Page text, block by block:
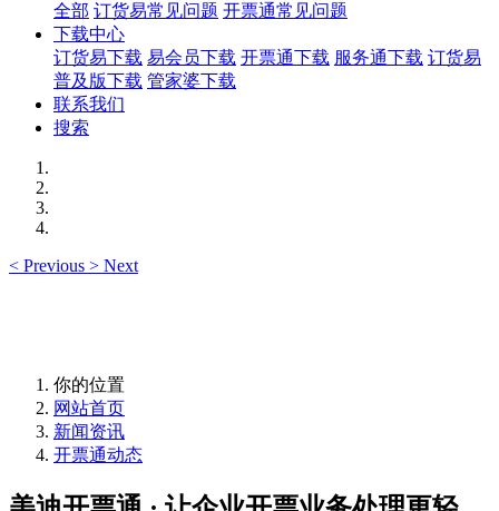
全部 订货易常见问题 开票通常见问题
下载中心
订货易下载 易会员下载 开票通下载 服务通下载 订货易
普及版下载 管家婆下载
联系我们
搜索
< Previous > Next
你的位置
网站首页
新闻资讯
开票通动态